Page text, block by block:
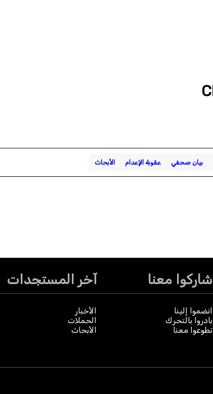
بيان صحفي عقوبة الإعدام الأبحاث
شاركوا معنا
انضموا إلينا
بادروا بالتحرك
تطوعوا معنا
آخر المستجدات
الأخبار
الحملات
الأبحاث